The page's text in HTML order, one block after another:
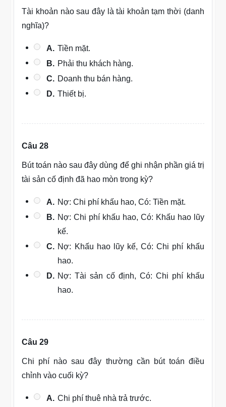
Tài khoản nào sau đây là tài khoản tạm thời (danh
nghĩa)?
A. Tiền mặt.
B. Phải thu khách hàng.
C. Doanh thu bán hàng.
D. Thiết bị.
Câu 28
Bút toán nào sau đây dùng để ghi nhận phần giá trị
tài sản cố định đã hao mòn trong kỳ?
A. Nợ: Chi phí khấu hao, Có: Tiền mặt.
B. Nợ: Chi phí khấu hao, Có: Khấu hao lũy
kế.
C. Nợ: Khấu hao lũy kế, Có: Chi phí khấu
hao.
D. Nợ: Tài sản cố định, Có: Chi phí khấu
hao.
Câu 29
Chi phí nào sau đây thường cần bút toán điều
chỉnh vào cuối kỳ?
A. Chi phí thuê nhà trả trước.